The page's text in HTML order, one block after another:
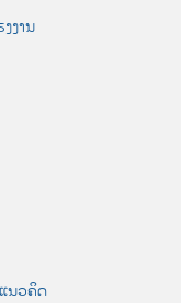
ງານ
ນວຄິດ